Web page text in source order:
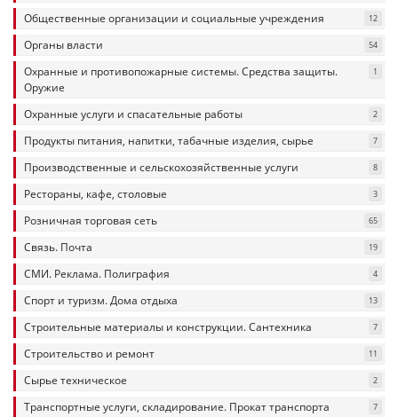
Общественные организации и социальные учреждения 12
Органы власти 54
Охранные и противопожарные системы. Средства защиты.
Оружие
1
Охранные услуги и спасательные работы 2
Продукты питания, напитки, табачные изделия, сырье 7
Производственные и сельскохозяйственные услуги 8
Рестораны, кафе, столовые 3
Розничная торговая сеть 65
Связь. Почта 19
СМИ. Реклама. Полиграфия 4
Спорт и туризм. Дома отдыха 13
Строительные материалы и конструкции. Сантехника 7
Строительство и ремонт 11
Сырье техническое 2
Транспортные услуги, складирование. Прокат транспорта 7